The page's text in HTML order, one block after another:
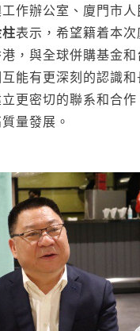
作辦公室、廈門市
表示，希望籍着本
，與全球併購基金和
能有更深刻的認識和
更密切的聯系和合
量發展。